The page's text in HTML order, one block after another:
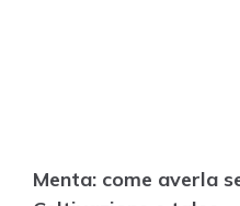
Menta: come averla